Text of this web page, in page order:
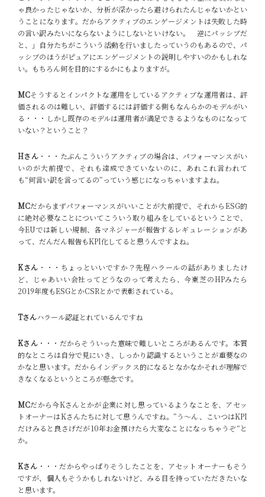
ゃ良かったじゃないか、分析が深かったら避けられたんじゃないかとい
うことになります。だからアクティブのエンゲージメントは失敗した時
の言い訳みたいにならないようにしないといけない。
逆にパッシブだ
と、」自分たちがこういう活動を行いましたっていうのもあるので、パ
ッシブのほうがピュアにエンゲージメントの説明しやすいのかもしれな
い。もちろん何を目的にするかにもよりますが。
MCそうするとインパクトな運用をしているアクティブな運用者は、評
価されるのは難しい、評価するには評価する側もなんらかのモデルがい
る・・・しかし既存のモデルは運用者が満足できるようなものになって
いない？ということ？
Hさん・・・たぶんこういうアクティブの場合は、パフォーマンスがい
いのが大前提で、それも達成できていないのに、あれこれ言われて
も“何言い訳を言ってるの”っていう感じになっちゃいますよね。
MCだからまずパフォーマンスがいいことが大前提で、それからESG的
に絶対必要なことについてこういう取り組みをしているということで、
今EUでは新しい規制、各マネジャーが報告するレギュレーションがあ
って、だんだん報告もKPI化してると思うんですよね。
Kさん ・・・ちょっといいですか？先程ハラールの話がありましたけ
ど、じゃあいい会社ってどうなのって考えたら、今東芝のHPみたら
2019年度もESGとかCSRとかで表彰されている。
Tさんハラール認証とれているんですね
Kさん・・・だからそういった意味で難しいところがあるんです。本質
的なところは自分で見にいき、しっかり認識するということが重要なの
かなと思います。だからインデックス的になるとなかなかそれが理解で
きなくなるというところが懸念です。
MCだから今Kさんとかが企業に対し思っているようなことを、アセッ
トオーナーはKさんたちに対して思うんですね。”う〜ん、こいつはKPI
だけみると良さげだが10年お金預けたら大変なことになっちゃうぞ“と
か。
Kさん ・・・だからやっぱりそうしたことを、アセットオーナーもそう
ですが、個人もそうかもしれないけど、みる目を持っていただきたいな
と思います。